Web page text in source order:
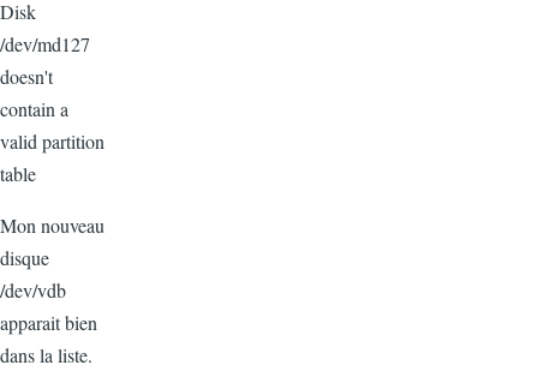
Disk
/dev/md127
doesn't
contain a
valid partition
table
Mon nouveau
disque
/dev/vdb
apparait bien
dans la liste.